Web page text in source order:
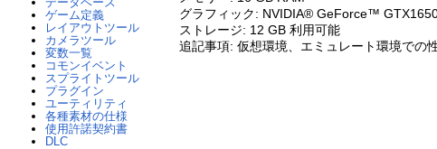
グラフィック: NVIDIA® GeForce™
ストレージ: 12 GB 利用可能
追記事項: 仮想環境、エミュレート環境での
ゲーム定義
レイアウトツール
カメラツール
変数一覧
コモンイベント
スプライトツール
プラグイン
ユーティリティ
各種素材の仕様
使用許諾契約書
DLC